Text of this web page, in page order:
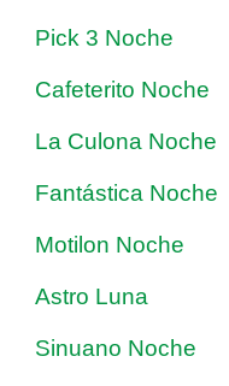
Pick 3 Noche
Cafeterito Noche
La Culona Noche
Fantástica Noche
Motilon Noche
Astro Luna
Sinuano Noche